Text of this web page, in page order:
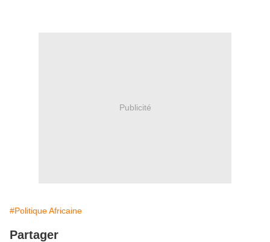
Publicité
#Politique Africaine
Partager